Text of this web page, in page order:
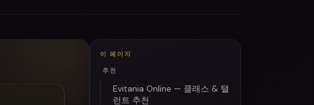
이 페이지
추천
Evitania Online — 클래스 & 탤
런트 추천